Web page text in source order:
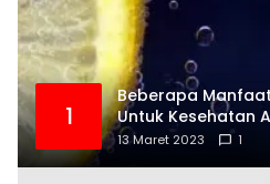
1
Beberapa
Untuk Kesehatan
13 Maret 2023 1